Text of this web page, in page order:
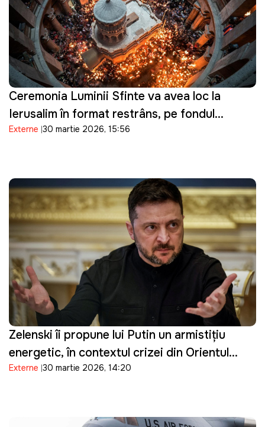
Ceremonia Luminii Sfinte va avea loc la
Ierusalim în format restrâns, pe fondul
tensiunilor de securitate
Externe 30 martie 2026, 15:56
Zelenski îi propune lui Putin un armistițiu
energetic, în contextul crizei din Orientul
Mijlociu: "Suntem pregătiți"
Externe 30 martie 2026, 14:20